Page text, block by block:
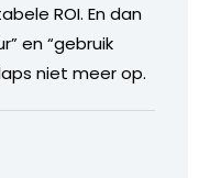
ROI. En dan
en “gebruik
niet meer op.